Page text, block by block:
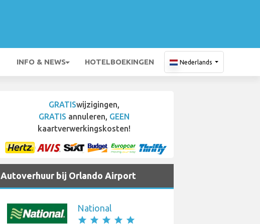
INFO & NEWS HOTELBOEKINGEN Nederlands
GRATISwijzigingen,
GRATIS annuleren, GEEN
kaartverwerkingskosten!
Autoverhuur bij Orlando Airport
National
star star star star star